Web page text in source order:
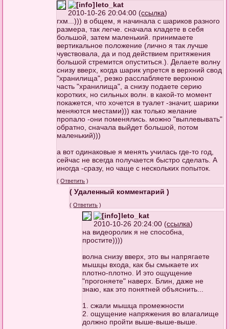
leto_kat
2010-10-26 20:04:00 (ссылка)
гхм...))) в общем, я начинала с шариков разного
размера, так легче. сначала кладете в себя
большой, затем маленький. принимаете
вертикальное положение (лично я так лучше
чувствовала, да и под действием притяжения
большой стремится опуститься.). Делаете волну
снизу вверх, когда шарик упрется в верхний свод
"хранилища", резко расслабляете верхнюю
часть "хранилища", а снизу подаете серию
коротких, но сильных волн. в какой-то момент
покажется, что хочется в туалет -значит, шарики
меняются местами))) как только желание
пропало -они поменялись. можно "выплевывать"
обратно, сначала выйдет большой, потом
маленький)))
а вот одинаковые я менять училась где-то год,
сейчас не всегда получается быстро сделать. А
иногда -сразу, но чаще с нескольких попыток.
(Ответить )
( Удаленный комментарий )
(Ответить )
leto_kat
2010-10-26 20:24:00 (ссылка)
на видеоролик я не способна,
простите))))
волна снизу вверх, это вы напрягаете
мышцы входа, как бы смыкаете их
плотно-плотно. И это ощущение
"прогоняете" наверх. Блин, даже не
знаю, как это понятней объяснить...
1. сжали мышца промежности
2. ощущение напряжения во влагалище
должно пройти выше-выше-выше.